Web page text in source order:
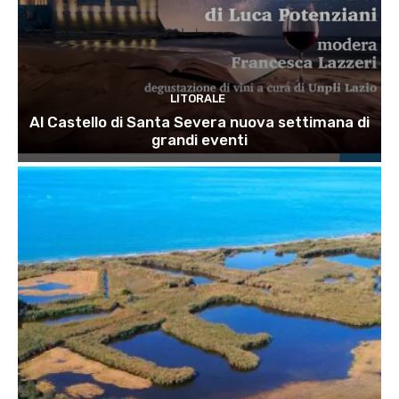
LITORALE
Al Castello di Santa Severa nuova settimana di
grandi eventi